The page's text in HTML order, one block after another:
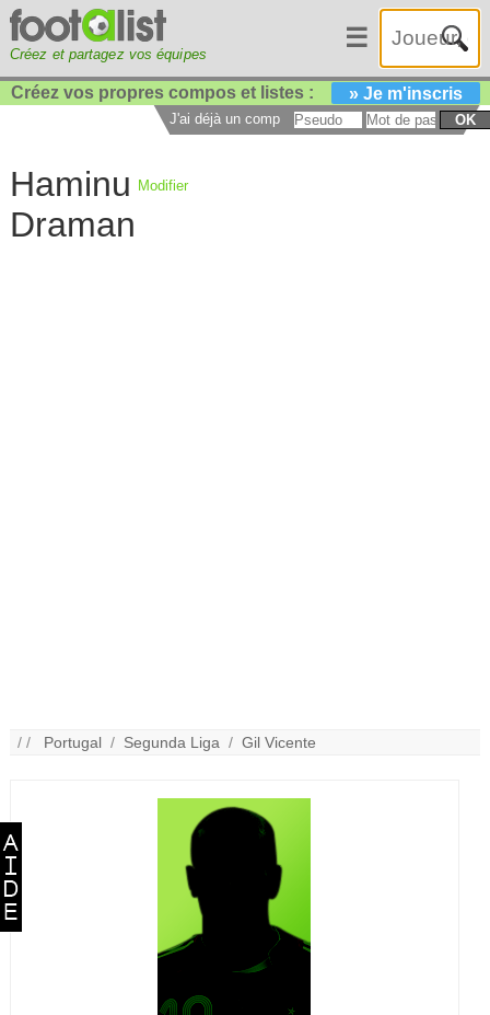
Créez et partagez vos équipes
☰
Créez vos propres compos et listes : » Je m'inscris
J'ai déjà un compte : OK
Haminu
Draman
Modifier
/ / Portugal / Segunda Liga /Gil Vicente